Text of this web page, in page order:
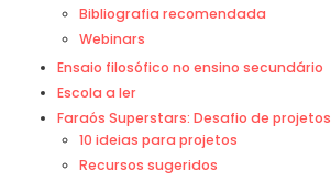
Bibliografia recomendada
Webinars
Ensaio filosófico no ensino secundário
Escola a ler
Faraós Superstars: Desafio de projetos
10 ideias para projetos
Recursos sugeridos